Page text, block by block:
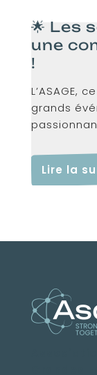
🌟 Les
une
!
L’ASAGE,
grands
Lire la